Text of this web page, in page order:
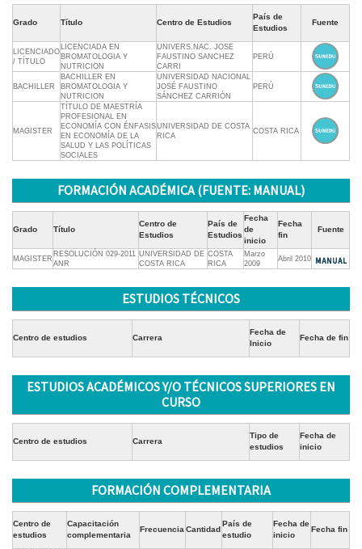
Grado Título Centro de Estudios
País de
Estudios
Fuente
LICENCIADO
/ TÍTULO
LICENCIADA EN
BROMATOLOGIA Y
NUTRICION
UNIVERS.NAC. JOSE
FAUSTINO SANCHEZ
CARRI
PERÚ
BACHILLER
BACHILLER EN
BROMATOLOGIA Y
NUTRICION
UNIVERSIDAD NACIONAL
JOSÉ FAUSTINO
SÁNCHEZ CARRIÓN
PERÚ
MAGISTER
TÍTULO DE MAESTRÍA
PROFESIONAL EN
ECONOMÍA CON ÉNFASIS
EN ECONOMÍA DE LA
SALUD Y LAS POLÍTICAS
SOCIALES
UNIVERSIDAD DE COSTA
RICA
COSTA RICA
FORMACIÓN ACADÉMICA (FUENTE: MANUAL)
Grado Título
Centro de
Estudios
País de
Estudios
Fecha
de
inicio
Fecha
fin
Fuente
MAGISTER
RESOLUCIÓN 029-2011
ANR
UNIVERSIDAD DE
COSTA RICA
COSTA
RICA
Marzo
2009
Abril 2010
ESTUDIOS TÉCNICOS
Centro de estudios Carrera
Fecha de
Inicio
Fecha de fin
ESTUDIOS ACADÉMICOS Y/O TÉCNICOS SUPERIORES EN
CURSO
Centro de estudios Carrera
Tipo de
estudios
Fecha de
inicio
FORMACIÓN COMPLEMENTARIA
Centro de
estudios
Capacitación
complementaria
Frecuencia Cantidad
País de
estudio
Fecha de
inicio
Fecha fin